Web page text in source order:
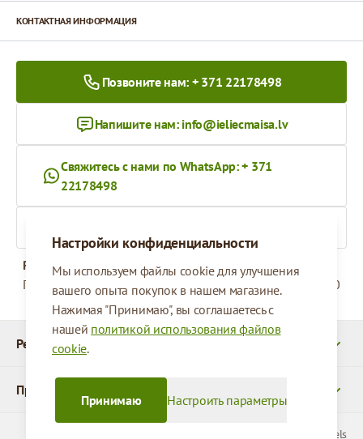
Настройки конфиденциальности
Мы используем файлы cookie для улучшения
вашего опыта покупок в нашем магазине.
Нажимая "Принимаю", вы соглашаетесь с
нашей политикой использования файлов
cookie.
Настроить параметры
Принимаю
Реквизиты
Продукты
КОНТАКТНАЯ ИНФОРМАЦИЯ
Позвоните нам: + 371 22178498
Напишите нам: info@ieliecmaisa.lv
Свяжитесь с нами по WhatsApp: + 371
22178498
Рабочее время
Понедельник - Пятница
09:00 - 17:00
© 2026 SIA Parcels